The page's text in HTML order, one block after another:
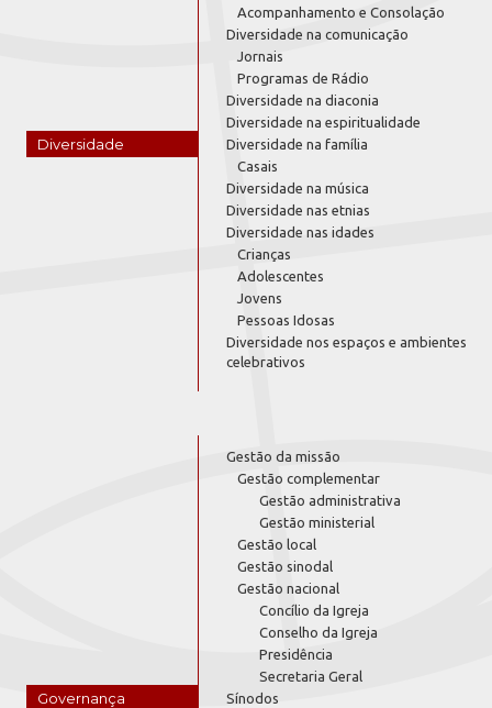
Diversidade
Acompanhamento e Consolação
Diversidade na comunicação
Jornais
Programas de Rádio
Diversidade na diaconia
Diversidade na espiritualidade
Diversidade na família
Casais
Diversidade na música
Diversidade nas etnias
Diversidade nas idades
Crianças
Adolescentes
Jovens
Pessoas Idosas
Diversidade nos espaços e ambientes
celebrativos
Governança
Gestão da missão
Gestão complementar
Gestão administrativa
Gestão ministerial
Gestão local
Gestão sinodal
Gestão nacional
Concílio da Igreja
Conselho da Igreja
Presidência
Secretaria Geral
Sínodos